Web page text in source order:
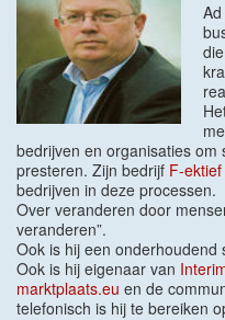
bedrijven en organisaties
presteren. Zijn bedrijf F-
bedrijven in deze processen.
Over veranderen door
veranderen”.
Ook is hij een
Ook is hij eigenaar van
marktplaats.eu en de
telefonisch is hij te bereiken